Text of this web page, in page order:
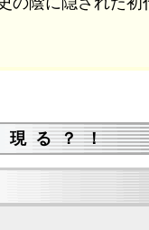
現る？！